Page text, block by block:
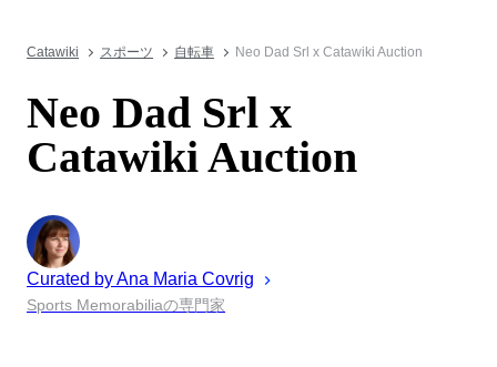
Catawiki スポーツ 自転車 Neo Dad Srl x Catawiki Auction
Neo Dad Srl x
Catawiki Auction
Curated byAna Maria Covrig
Sports Memorabiliaの専門家